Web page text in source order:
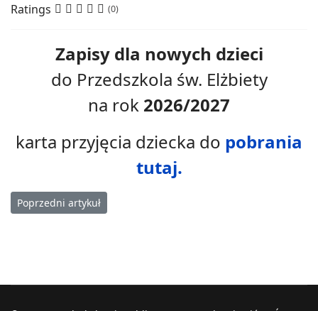
Ratings (0)
Zapisy dla nowych dzieci
do Przedszkola św. Elżbiety
na rok 2026/2027
karta przyjęcia dziecka do pobrania
tutaj.
Poprzedni artykuł: Przedszkole tuż, tuż
Poprzedni artykuł